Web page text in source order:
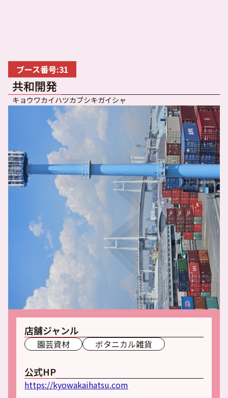
ブース番号:31
共和開発
キョウワカイハツカブシキガイシャ
店舗ジャンル
園芸資材 ボタニカル雑貨
公式HP
https://kyowakaihatsu.com